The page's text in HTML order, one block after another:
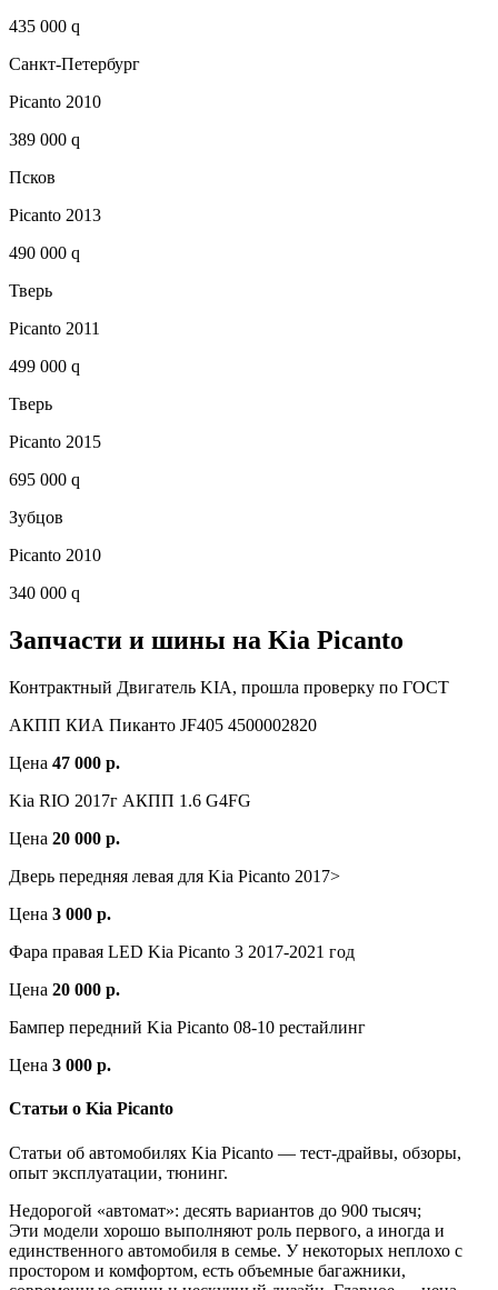
435 000 q
Санкт-Петербург
Picanto 2010
389 000 q
Псков
Picanto 2013
490 000 q
Тверь
Picanto 2011
499 000 q
Тверь
Picanto 2015
695 000 q
Зубцов
Picanto 2010
340 000 q
Запчасти и шины на Kia Picanto
Контрактный Двигатель KIA, прошла проверку по ГОСТ
АКПП КИА Пиканто JF405 4500002820
Цена 47 000 р.
Kia RIO 2017г АКПП 1.6 G4FG
Цена 20 000 р.
Дверь передняя левая для Kia Picanto 2017>
Цена 3 000 р.
Фара правая LED Kia Picanto 3 2017-2021 год
Цена 20 000 р.
Бампер передний Kia Picanto 08-10 рестайлинг
Цена 3 000 р.
Статьи о Kia Picanto
Статьи об автомобилях Kia Picanto — тест-драйвы, обзоры,
опыт эксплуатации, тюнинг.
Недорогой «автомат»: десять вариантов до 900 тысяч;
Эти модели хорошо выполняют роль первого, а иногда и
единственного автомобиля в семье. У некоторых неплохо с
простором и комфортом, есть объемные багажники,